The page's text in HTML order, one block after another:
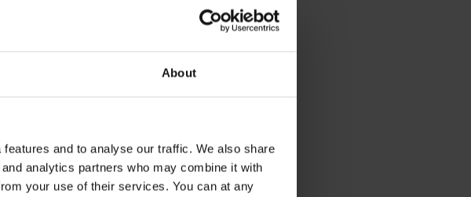
About
and to analyse our traffic. We also share
analytics partners who may combine it with
your use of their services. You can at any